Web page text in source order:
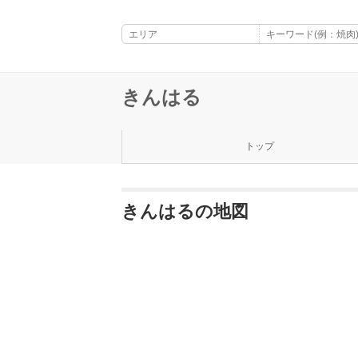
きんはる
トップ
きんはるの地図